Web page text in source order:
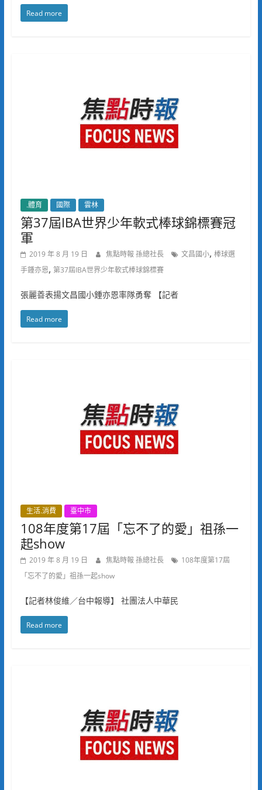
Read more
.體育 國際 雲林
第37屆IBA世界少年軟式棒球錦標賽冠
軍
2019 年 8 月 19 日 焦點時報 孫總社長 文昌國小, 棒球選
手鍾亦恩, 第37屆IBA世界少年軟式棒球錦標賽
張麗善表揚文昌國小鍾亦恩率隊勇奪 【記者
Read more
生活.消費 臺中市
108年度第17屆「忘不了的愛」祖孫一
起show
2019 年 8 月 19 日 焦點時報 孫總社長
108年度第17屆
「忘不了的愛」祖孫一起show
【記者林俊維／台中報導】 社團法人中華民
Read more